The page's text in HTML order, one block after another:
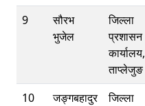
9
सौरभ
भुजेल
जिल्ला
प्रशासन
कार्यालय,
ताप्लेजुङ
10
जङ्गबहादुर
जिल्ला